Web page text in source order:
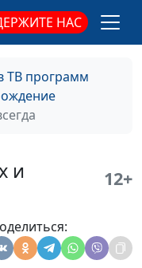
НАС
ТВ программ
и
12+